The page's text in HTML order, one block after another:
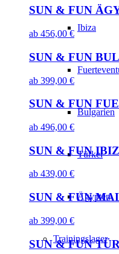
Ibiza
Bulgarien
Türkei
Ägypten
Trainingslager
SUN & FUN
ab 456,00 €
SUN & FUN
ab 399,00 €
SUN & FUN
ab 496,00 €
SUN & FUN
ab 439,00 €
SUN & FUN
ab 399,00 €
SUN & FUN